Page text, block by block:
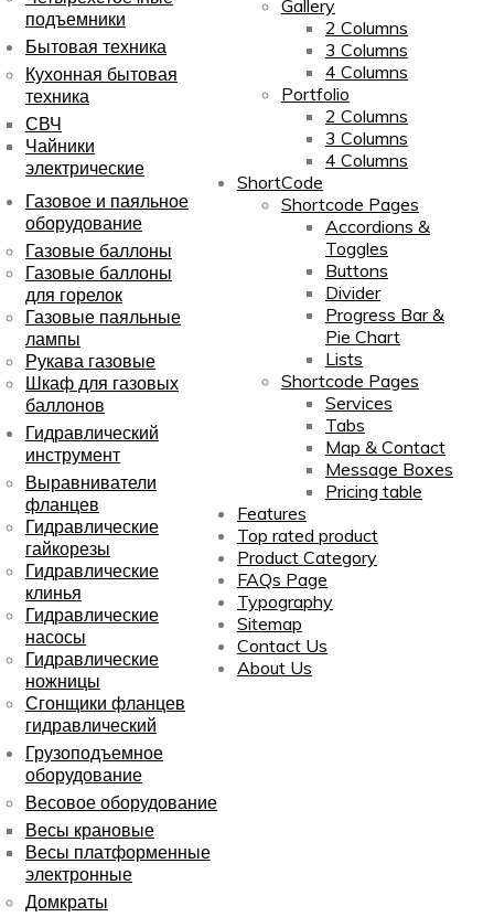
Gallery
2 Columns
3 Columns
4 Columns
Portfolio
2 Columns
3 Columns
4 Columns
ShortCode
Shortcode Pages
Accordions &
Toggles
Buttons
Divider
Progress Bar &
Pie Chart
Lists
Shortcode Pages
Services
Tabs
Map & Contact
Message Boxes
Pricing table
Features
Top rated product
Product Category
FAQs Page
Typography
Sitemap
Contact Us
About Us
подъемники
Бытовая техника
Кухонная бытовая
техника
СВЧ
Чайники
электрические
Газовое и паяльное
оборудование
Газовые баллоны
Газовые баллоны
для горелок
Газовые паяльные
лампы
Рукава газовые
Шкаф для газовых
баллонов
Гидравлический
инструмент
Выравниватели
фланцев
Гидравлические
гайкорезы
Гидравлические
клинья
Гидравлические
насосы
Гидравлические
ножницы
Сгонщики фланцев
гидравлический
Грузоподъемное
оборудование
Весовое оборудование
Весы крановые
Весы платформенные
электронные
Домкраты